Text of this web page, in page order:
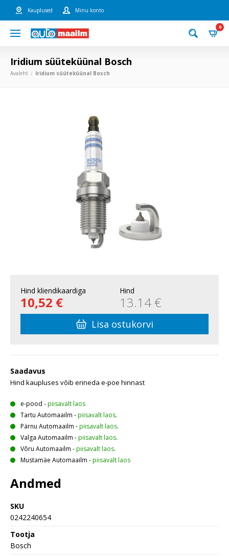
Kauplused Minu konto
0
Iridium süüteküünal Bosch
Avaleht Iridium süüteküünal Bosch
Hind kliendikaardiga
10,52 €
Hind
13.14 €
Lisa ostukorvi
Saadavus
Hind kaupluses võib erineda e-poe hinnast
e-pood -piisavalt laos
Tartu Automaailm -piisavalt laos.
Pärnu Automaailm -piisavalt laos.
Valga Automaailm -piisavalt laos.
Võru Automaailm -piisavalt laos.
Mustamäe Automaailm -piisavalt laos
Andmed
SKU
0242240654
Tootja
Bosch